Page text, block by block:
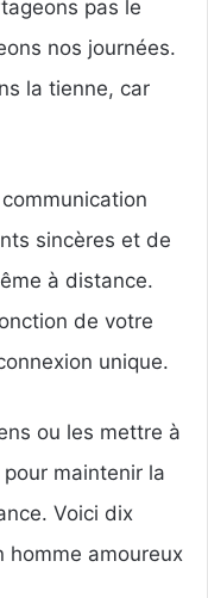
pas le
nos journées.
la tienne, car
sincères et de
à distance.
de votre
unique.
ou les mettre à
pour maintenir la
Voici dix
homme amoureux